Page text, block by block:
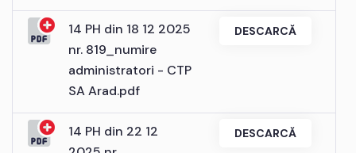
14 PH din 18 12 2025
nr. 819_numire
administratori - CTP
SA Arad.pdf
DESCARCĂ
14 PH din 22 12
DESCARCĂ